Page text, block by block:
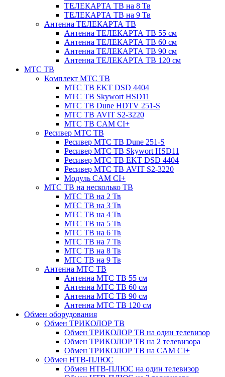
ТЕЛЕКАРТА ТВ на 8 Тв
ТЕЛЕКАРТА ТВ на 9 Тв
Антенна ТЕЛЕКАРТА ТВ
Антенна ТЕЛЕКАРТА ТВ 55 см
Антенна ТЕЛЕКАРТА ТВ 60 см
Антенна ТЕЛЕКАРТА ТВ 90 см
Антенна ТЕЛЕКАРТА ТВ 120 см
МТС ТВ
Комплект МТС ТВ
МТС ТВ EKT DSD 4404
МТС ТВ Skywort HSD11
МТС ТВ Dune HDTV 251-S
МТС ТВ AVIT S2-3220
МТС ТВ CAM CI+
Ресивер МТС ТВ
Ресивер МТС ТВ Dune 251-S
Ресивер МТС ТВ Skywort HSD11
Ресивер МТС ТВ EKT DSD 4404
Ресивер МТС ТВ AVIT S2-3220
Модуль CAM CI+
МТС ТВ на несколько ТВ
МТС ТВ на 2 Тв
МТС ТВ на 3 Тв
МТС ТВ на 4 Тв
МТС ТВ на 5 Тв
МТС ТВ на 6 Тв
МТС ТВ на 7 Тв
МТС ТВ на 8 Тв
МТС ТВ на 9 Тв
Антенна МТС ТВ
Антенна МТС ТВ 55 см
Антенна МТС ТВ 60 см
Антенна МТС ТВ 90 см
Антенна МТС ТВ 120 см
Обмен оборудования
Обмен ТРИКОЛОР ТВ
Обмен ТРИКОЛОР ТВ на один телевизор
Обмен ТРИКОЛОР ТВ на 2 телевизора
Обмен ТРИКОЛОР ТВ на CAM CI+
Обмен НТВ-ПЛЮС
Обмен НТВ-ПЛЮС на один телевизор